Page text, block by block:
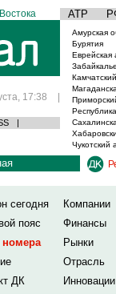
АТР
17:38 |
|
Амурская
Бурятия
Еврейская
Чукотский
сегодня
Компании
пояс
Финансы
номера
Рынки
Отрасль
ДК
Инновации